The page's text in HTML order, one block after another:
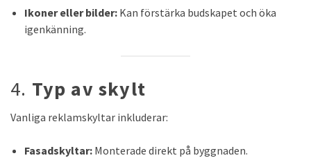
Ikoner eller bilder: Kan förstärka budskapet och öka
igenkänning.
4. Typ av skylt
Vanliga reklamskyltar inkluderar:
Fasadskyltar: Monterade direkt på byggnaden.